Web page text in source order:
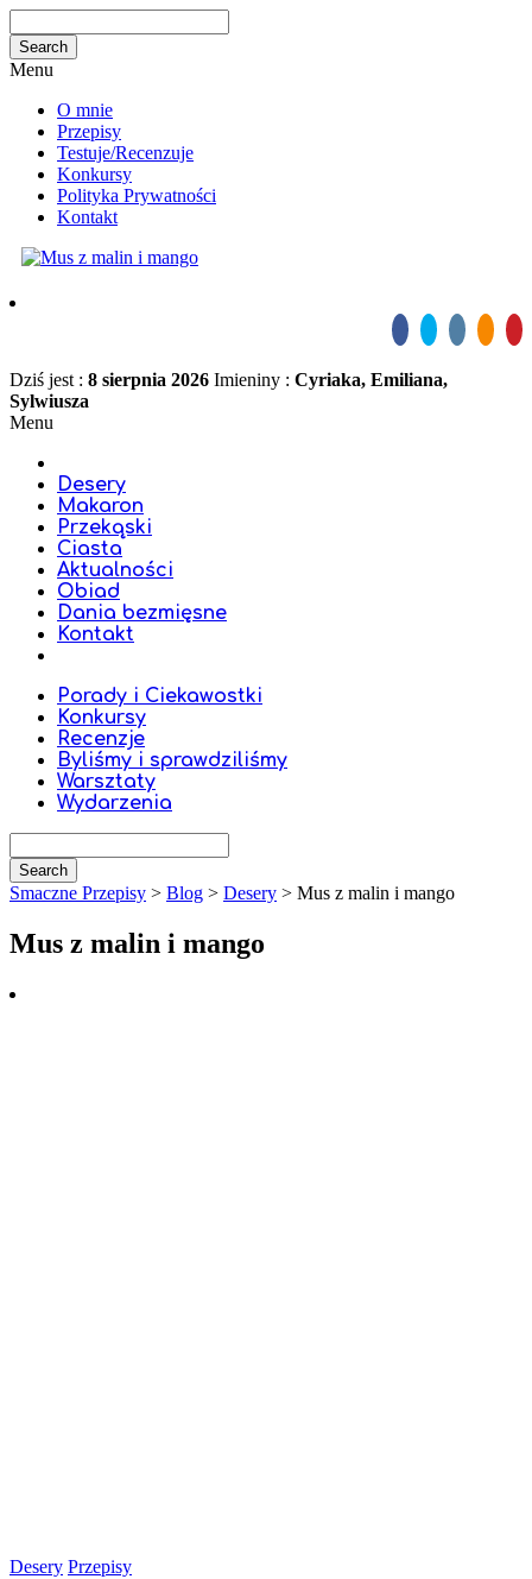
Menu
O mnie
Przepisy
Testuje/Recenzuje
Konkursy
Polityka Prywatności
Kontakt
Dziś jest : 8 sierpnia 2026 Imieniny : Cyriaka, Emiliana,
Sylwiusza
Menu
Desery
Makaron
Przekąski
Ciasta
Aktualności
Obiad
Dania bezmięsne
Kontakt
Porady i Ciekawostki
Konkursy
Recenzje
Byliśmy i sprawdziliśmy
Warsztaty
Wydarzenia
Smaczne Przepisy > Blog > Desery > Mus z malin i mango
Mus z malin i mango
Desery Przepisy